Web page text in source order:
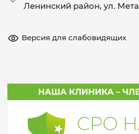
Ленинский район, ул.
Версия для слабовидящих